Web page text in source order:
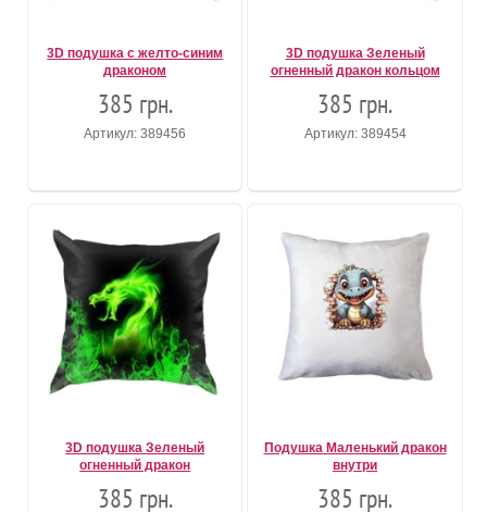
3D подушка с желто-синим
драконом
385 грн.
Артикул: 389456
3D подушка Зеленый
огненный дракон кольцом
385 грн.
Артикул: 389454
3D подушка Зеленый
огненный дракон
385 грн.
Подушка Маленький дракон
внутри
385 грн.